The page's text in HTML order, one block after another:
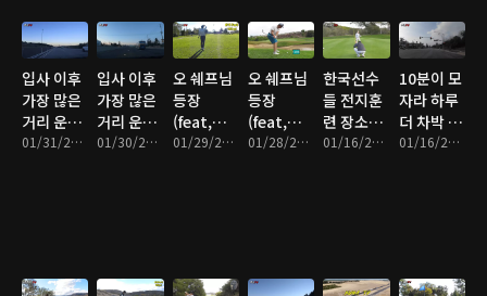
입사 이후
가장 많은
거리 운행
(feat, 보01/31/2022 • 16분
입사 이후
가장 많은
거리 운행
(feat, 보01/30/2022 • 15분
오 쉐프님
등장
(feat,
Costa 01/29/2022 • 8분
오 쉐프님
등장
(feat,
Costa 01/28/2022 • 14분
한국선수
들 전지훈
련 장소
(feat, 01/16/2022 • 11분
10분이 모
자라 하루
더 차박 해
야하네~01/16/2022 • 17분